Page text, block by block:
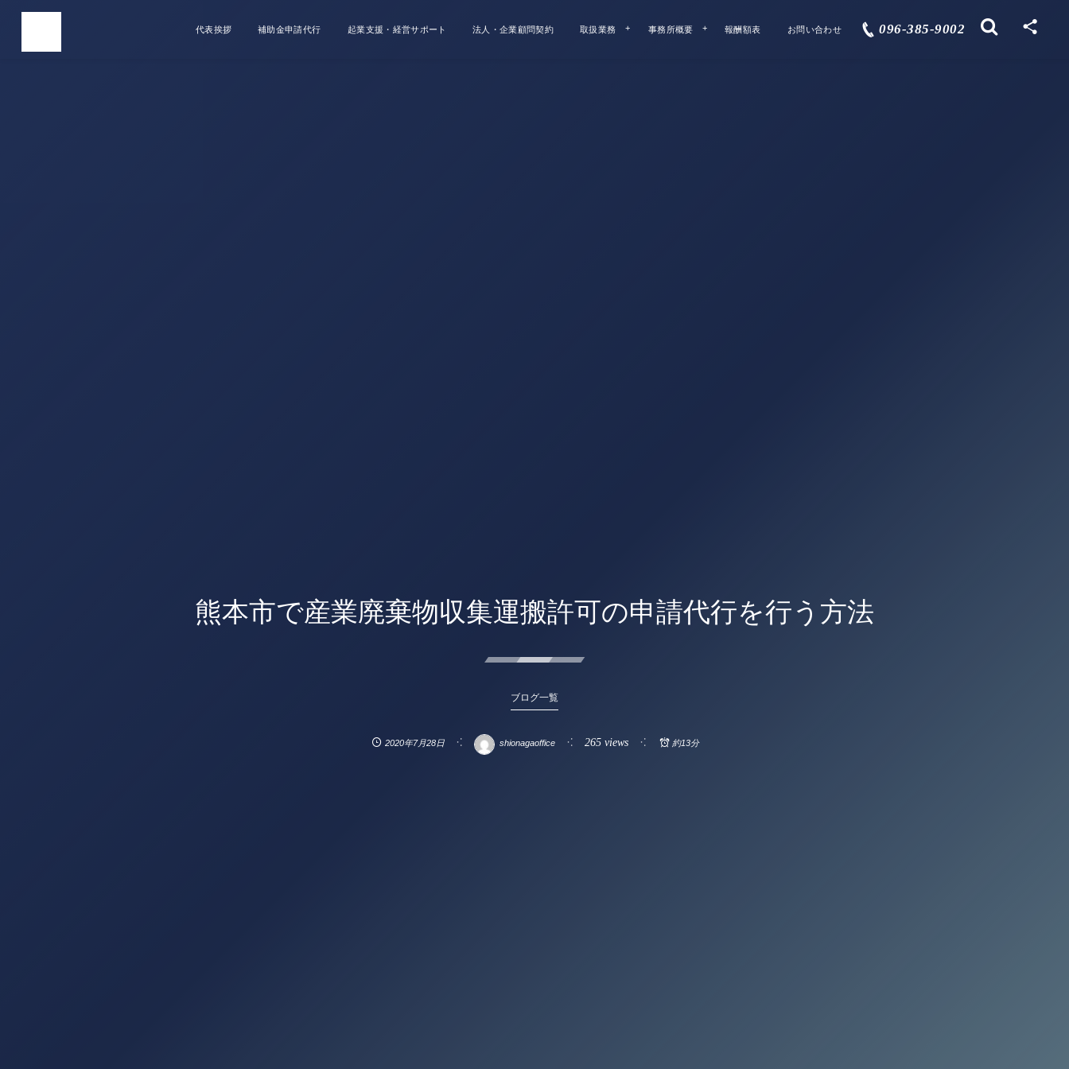
代表挨拶 補助金申請代行 起業支援・経営サポート 法人・企業顧問契約 取扱業務 事務所概要 報酬額表 お問い合わせ 096-385-9002
熊本市で産業廃棄物収集運搬許可の申請代行を行う方法
ブログ一覧
2020年7月28日 shionagaoffice 265 views 約13分